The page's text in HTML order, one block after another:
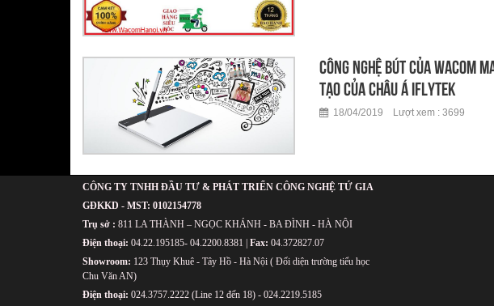
Công nghệ Bút của Wacom
tạo của châu Á iFLYTEK
18/04/2019 Lượt xem : 3699
CÔNG TY TNHH ĐẦU TƯ & PHÁT TRIỂN CÔNG NGHỆ TỨ GIA
GÐKKD - MST: 0102154778
Trụ sở : 811 LA THÀNH – NGỌC KHÁNH - BA ĐÌNH - HÀ NỘI
Điện thoại: 04.22.195185- 04.2200.8381 | Fax: 04.372827.07
Showroom: 123 Thụy Khuê - Tây Hồ - Hà Nội ( Đối diện trường tiểu học
Chu Văn AN)
Điện thoại: 024.3757.2222 (Line 12 đến 18) - 024.2219.5185